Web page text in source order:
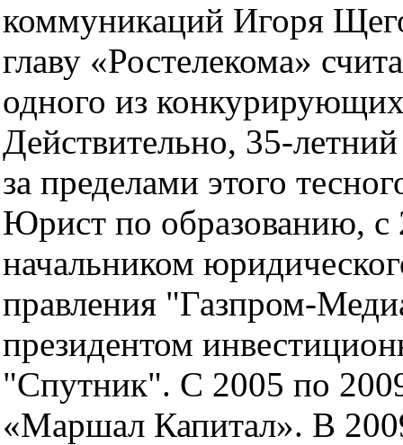
коммуникаций Игоря
главу «Ростелекома»
одного из конкурирующих
Действительно, 35-
за пределами этого
Юрист по образованию, с
начальником
правления "Газпром-
президентом
"Спутник". С 2005 по
«Маршал Капитал». В